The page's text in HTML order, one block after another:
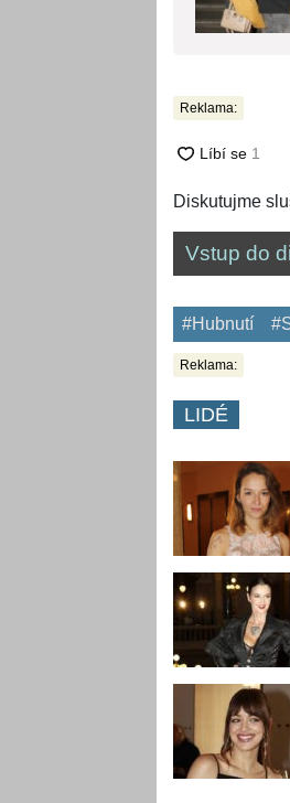
Reklama:
Diskutujme
Vstup do
#Hubnutí
Reklama:
LIDÉ